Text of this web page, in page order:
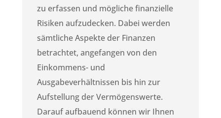
zu erfassen und mögliche finanzielle
Risiken aufzudecken. Dabei werden
sämtliche Aspekte der Finanzen
betrachtet, angefangen von den
Einkommens- und
Ausgabeverhältnissen bis hin zur
Aufstellung der Vermögenswerte.
Darauf aufbauend können wir Ihnen